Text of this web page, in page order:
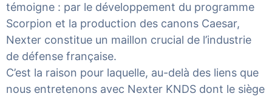
témoigne : par le développement du programme
Scorpion et la production des canons Caesar,
Nexter constitue un maillon crucial de l’industrie
de défense française.
C’est la raison pour laquelle, au-delà des liens que
nous entretenons avec Nexter KNDS dont le siège